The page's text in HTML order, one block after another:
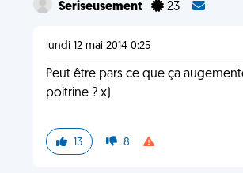
Seriseusement 23
lundi 12 mai 2014 0:25
Peut être pars ce que ça
poitrine ? x)
13 8